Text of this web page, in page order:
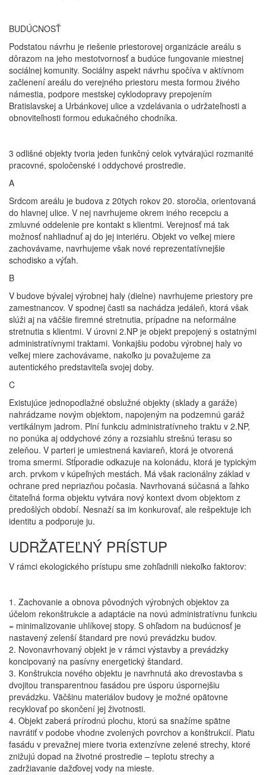
BUDÚCNOSŤ
Podstatou návrhu je riešenie priestorovej organizácie areálu s
dôrazom na jeho mestotvornosť a budúce fungovanie miestnej
sociálnej komunity. Sociálny aspekt návrhu spočíva v aktívnom
začlenení areálu do verejného priestoru mesta formou živého
námestia, podpore mestskej cyklodopravy prepojením
Bratislavskej a Urbánkovej ulice a vzdelávania o udržateľnosti a
obnoviteľnosti formou edukačného chodníka.
3 odlišné objekty tvoria jeden funkčný celok vytvárajúci rozmanité
pracovné, spoločenské i oddychové prostredie.
A
Srdcom areálu je budova z 20tych rokov 20. storočia, orientovaná
do hlavnej ulice. V nej navrhujeme okrem iného recepciu a
zmluvné oddelenie pre kontakt s klientmi. Verejnosť má tak
možnosť nahliadnuť aj do jej interiéru. Objekt vo veľkej miere
zachovávame, navrhujeme však nové reprezentatívnejšie
schodisko a výťah.
B
V budove bývalej výrobnej haly (dielne) navrhujeme priestory pre
zamestnancov. V spodnej časti sa nachádza jedáleň, ktorá však
slúži aj na väčšie firemné stretnutia, prípadne na neformálne
stretnutia s klientmi. V úrovni 2.NP je objekt prepojený s ostatnými
administratívnymi traktami. Vonkajšiu podobu výrobnej haly vo
veľkej miere zachovávame, nakoľko ju považujeme za
autentického predstaviteľa svojej doby.
C
Existujúce jednopodlažné obslužné objekty (sklady a garáže)
nahrádzame novým objektom, napojeným na podzemnú garáž
vertikálnym jadrom. Plní funkciu administratívneho traktu v 2.NP,
no ponúka aj oddychové zóny a rozsiahlu strešnú terasu so
zeleňou. V parteri je umiestnená kaviareň, ktorá je otvorená
troma smermi. Stĺporadie odkazuje na kolonádu, ktorá je typickým
arch. prvkom v kúpeľných mestách. Má však racionálny základ v
ochrane pred nepriazňou počasia. Navrhovaná súčasná a ľahko
čitateľná forma objektu vytvára nový kontext dvom objektom z
predošlých období. Nesnaží sa im konkurovať, ale rešpektuje ich
identitu a podporuje ju.
UDRŽATEĽNÝ PRÍSTUP
V rámci ekologického prístupu sme zohľadnili niekoľko faktorov:
1. Zachovanie a obnova pôvodných výrobných objektov za
účelom rekonštrukcie a adaptácie na novú administratívnu funkciu
= minimalizovanie uhlíkovej stopy. S ohľadom na budúcnosť je
nastavený zelenší štandard pre novú prevádzku budov.
2. Novonavrhovaný objekt je v rámci výstavby a prevádzky
koncipovaný na pasívny energetický štandard.
3. Konštrukcia nového objektu je navrhnutá ako drevostavba s
dvojitou transparentnou fasádou pre úsporu úspornejšiu
prevádzku. Väčšinu materiálov budovy je možné opätovne
recyklovať po skončení jej životnosti.
4. Objekt zaberá prírodnú plochu, ktorú sa snažíme spätne
navrátiť v podobe vhodne zvolených povrchov a konštrukcií. Piatu
fasádu v prevažnej miere tvoria extenzívne zelené strechy, ktoré
znižujú dopad na životné prostredie – teplotu strechy a
zadržiavanie dažďovej vody na mieste.